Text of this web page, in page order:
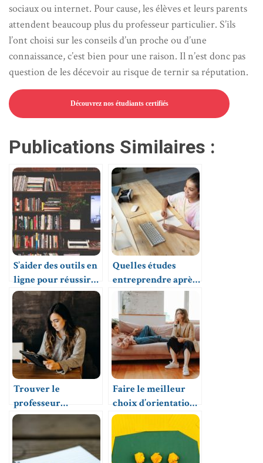
sociaux ou internet. Pour cause, les élèves et leurs parents
attendent beaucoup plus du professeur particulier. S’ils
l’ont choisi sur les conseils d’un proche ou d’une
connaissance, c’est bien pour une raison. Il n’est donc pas
question de les décevoir au risque de ternir sa réputation.
Découvrez nos étudiants certifiés
Publications Similaires :
S’aider des outils en
ligne pour réussir
son orientation
Quelles études
entreprendre après
un bac S ?
Trouver le
professeur
particulier idéal
Faire le meilleur
choix d’orientation
pour un parcours
éducatif fructueux